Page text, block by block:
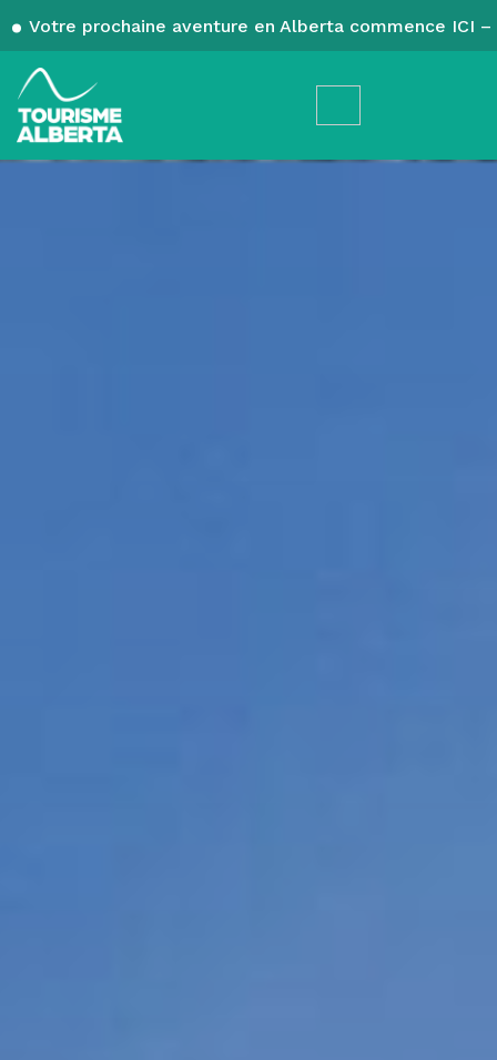
Votre prochaine aventure en Alberta commence ICI